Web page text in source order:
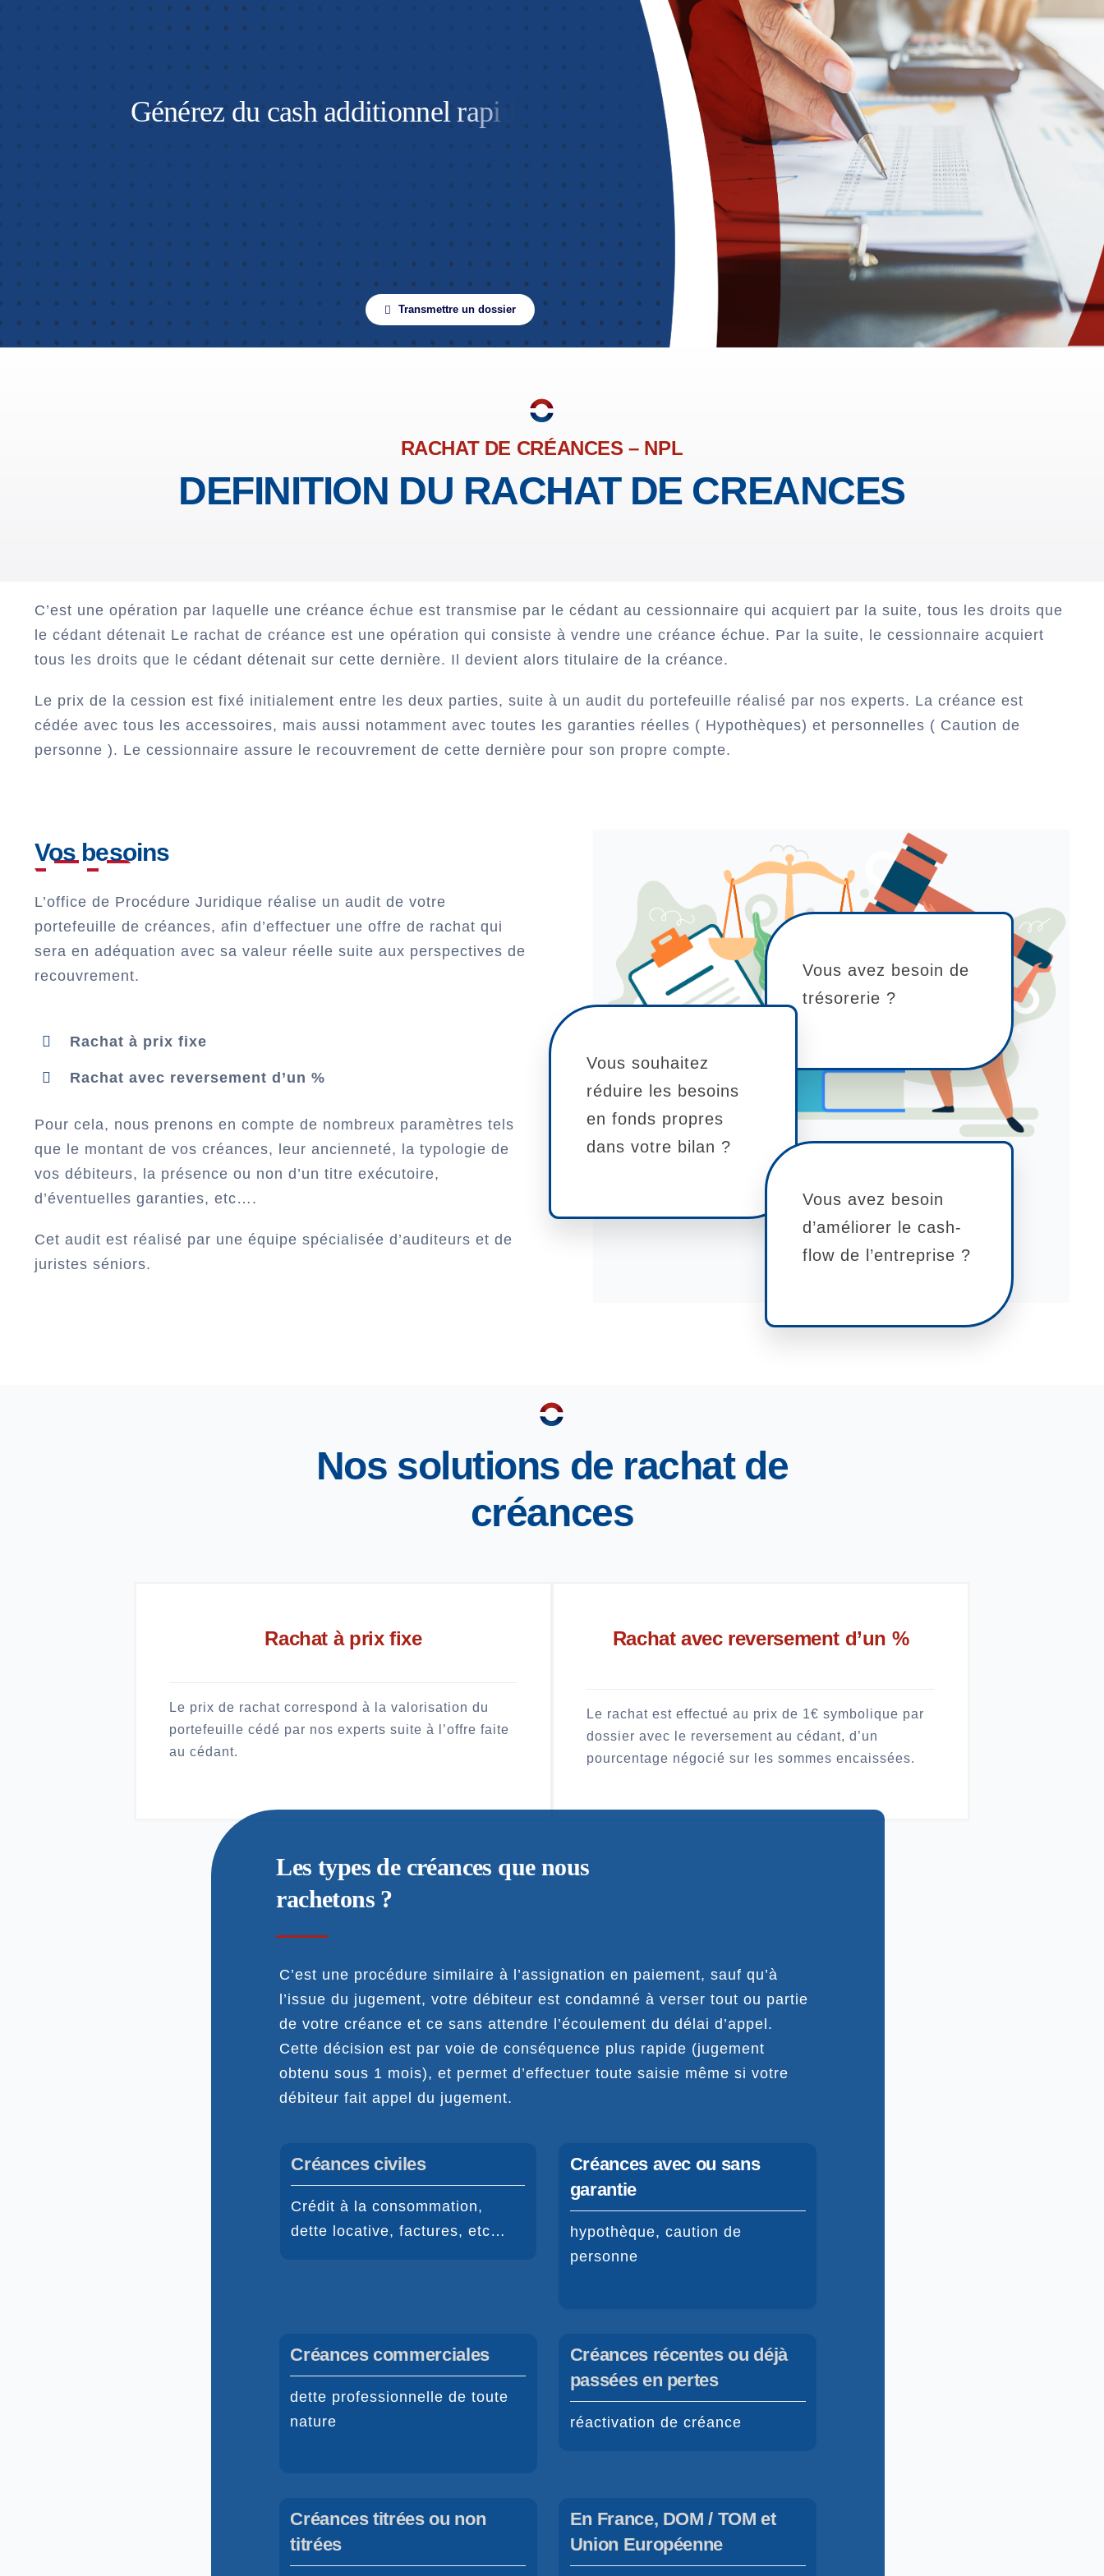
Transmettre un dossier
RACHAT DE CRÉANCES – NPL
DEFINITION DU RACHAT DE CREANCES
C’est une opération par laquelle une créance échue est transmise par le cédant au cessionnaire qui acquiert par la suite, tous les droits que
le cédant détenait Le rachat de créance est une opération qui consiste à vendre une créance échue. Par la suite, le cessionnaire acquiert
tous les droits que le cédant détenait sur cette dernière. Il devient alors titulaire de la créance.
Le prix de la cession est fixé initialement entre les deux parties, suite à un audit du portefeuille réalisé par nos experts. La créance est
cédée avec tous les accessoires, mais aussi notamment avec toutes les garanties réelles ( Hypothèques) et personnelles ( Caution de
personne ). Le cessionnaire assure le recouvrement de cette dernière pour son propre compte.
Vos besoins
L’office de Procédure Juridique réalise un audit de votre
portefeuille de créances, afin d’effectuer une offre de rachat qui
sera en adéquation avec sa valeur réelle suite aux perspectives de
recouvrement.
Rachat à prix fixe
Rachat avec reversement d’un %
Pour cela, nous prenons en compte de nombreux paramètres tels
que le montant de vos créances, leur ancienneté, la typologie de
vos débiteurs, la présence ou non d’un titre exécutoire,
d’éventuelles garanties, etc….
Cet audit est réalisé par une équipe spécialisée d’auditeurs et de
juristes séniors.
Vous avez besoin de
trésorerie ?
Vous souhaitez
réduire les besoins
en fonds propres
dans votre bilan ?
Vous avez besoin
d’améliorer le cash-
flow de l’entreprise ?
Nos solutions de rachat de
créances
Rachat à prix fixe
Le prix de rachat correspond à la valorisation du
portefeuille cédé par nos experts suite à l’offre faite
au cédant.
Rachat avec reversement d’un %
Le rachat est effectué au prix de 1€ symbolique par
dossier avec le reversement au cédant, d’un
pourcentage négocié sur les sommes encaissées.
Les types de créances que nous
rachetons ?
C’est une procédure similaire à l’assignation en paiement, sauf qu’à
l’issue du jugement, votre débiteur est condamné à verser tout ou partie
de votre créance et ce sans attendre l’écoulement du délai d’appel.
Cette décision est par voie de conséquence plus rapide (jugement
obtenu sous 1 mois), et permet d’effectuer toute saisie même si votre
débiteur fait appel du jugement.
Créances civiles
Crédit à la consommation,
dette locative, factures, etc…
Créances avec ou sans
garantie
hypothèque, caution de
personne
Créances commerciales
dette professionnelle de toute
nature
Créances récentes ou déjà
passées en pertes
réactivation de créance
Créances titrées ou non
titrées
En France, DOM / TOM et
Union Européenne